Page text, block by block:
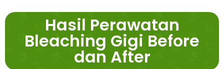
Hasil Perawatan
Bleaching Gigi Before
dan After